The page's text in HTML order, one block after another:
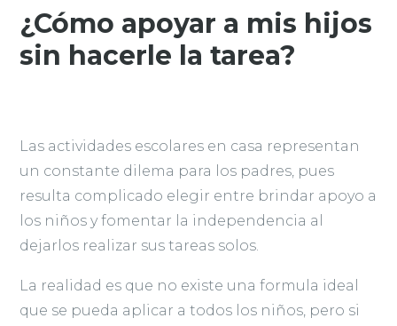
¿Cómo apoyar a mis hijos
sin hacerle la tarea?
Las actividades escolares en casa representan
un constante dilema para los padres, pues
resulta complicado elegir entre brindar apoyo a
los niños y fomentar la independencia al
dejarlos realizar sus tareas solos.
La realidad es que no existe una formula ideal
que se pueda aplicar a todos los niños, pero si